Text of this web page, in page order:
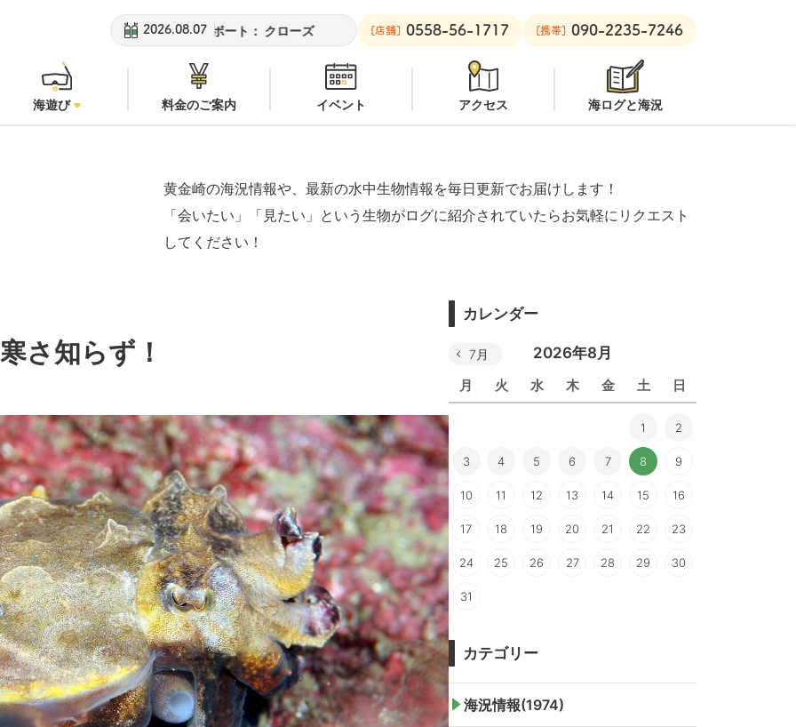
2026.08.07
安良里ボート：クローズ 黄金崎ビーチ： 潜水注意 安良里ボート： クローズ
[店舗] 0558-56-1717 [携帯] 090-2235-7246
海遊び 料金のご案内 イベント アクセス 海ログと海況
黄金崎の海況情報や、最新の水中生物情報を毎日更新でお届けします！
「会いたい」「見たい」という生物がログに紹介されていたらお気軽にリクエスト
してください！
さ知らず！
カレンダー
2026年8月
月 火 水 木 金 土 日
7月
1 2
3 4 5 6 7 8 9
10 11 12 13 14 15 16
17 18 19 20 21 22 23
24 25 26 27 28 29 30
31
カテゴリー
海況情報(1974)